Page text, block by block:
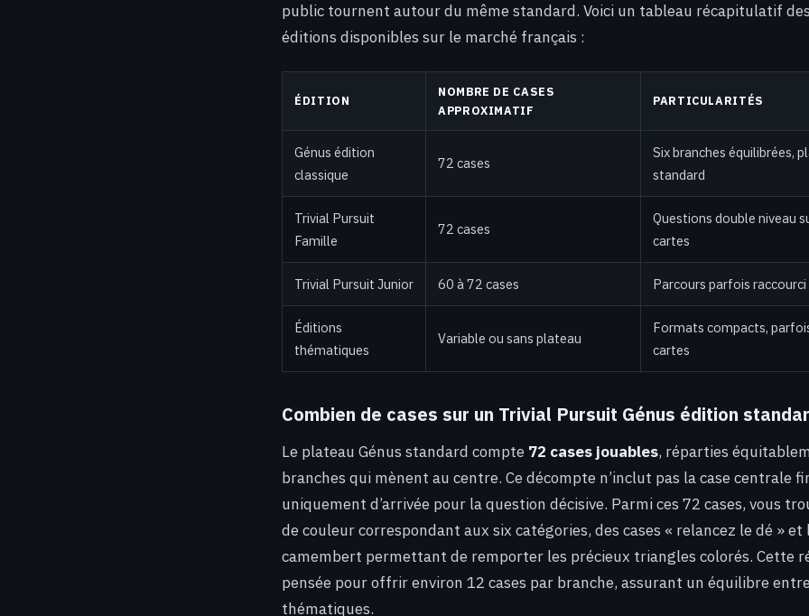
public tournent autour du même standard. Voici un tableau récapitulatif
éditions disponibles sur le marché français :
ÉDITION
NOMBRE DE CASES
APPROXIMATIF
PARTICULARITÉS
Génus édition
classique
72 cases
Six branches équilibrées,
standard
Trivial Pursuit
Famille
72 cases
Questions double niveau
cartes
Trivial Pursuit Junior 60 à 72 cases Parcours parfois
Éditions
thématiques
Variable ou sans plateau
Formats compacts,
cartes
Combien de cases sur un Trivial Pursuit Génus édition
Le plateau Génus standard compte 72 cases jouables, réparties
branches qui mènent au centre. Ce décompte n’inclut pas la case centrale
uniquement d’arrivée pour la question décisive. Parmi ces 72 cases, vous
de couleur correspondant aux six catégories, des cases « relancez le dé » et
camembert permettant de remporter les précieux triangles colorés. Cette
pensée pour offrir environ 12 cases par branche, assurant un équilibre
thématiques.